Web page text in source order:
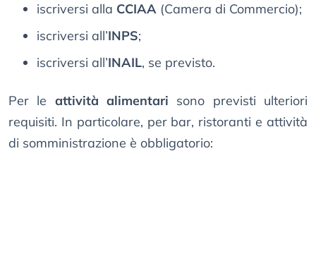
iscriversi alla CCIAA (Camera di Commercio);
iscriversi all’INPS;
iscriversi all’INAIL, se previsto.
Per le attività alimentari sono previsti ulteriori
requisiti. In particolare, per bar, ristoranti e attività
di somministrazione è obbligatorio: